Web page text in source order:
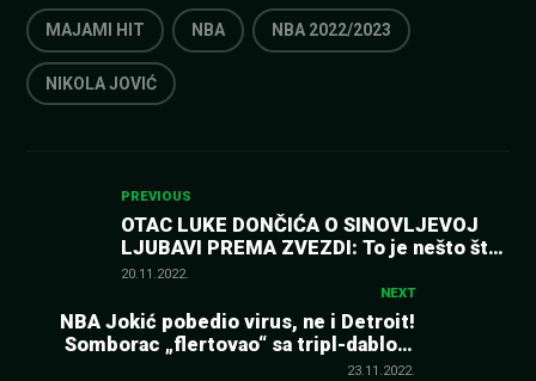
MAJAMI HIT NBA NBA 2022/2023
NIKOLA JOVIĆ
Kretanje
članka
PREVIOUS
OTAC LUKE DONČIĆA O SINOVLJEVOJ
LJUBAVI PREMA ZVEZDI: To je nešto što
mu leži…
20.11.2022.
NEXT
NBA Jokić pobedio virus, ne i Detroit!
Somborac „flertovao“ sa tripl-dablom
(VIDEO)
23.11.2022.